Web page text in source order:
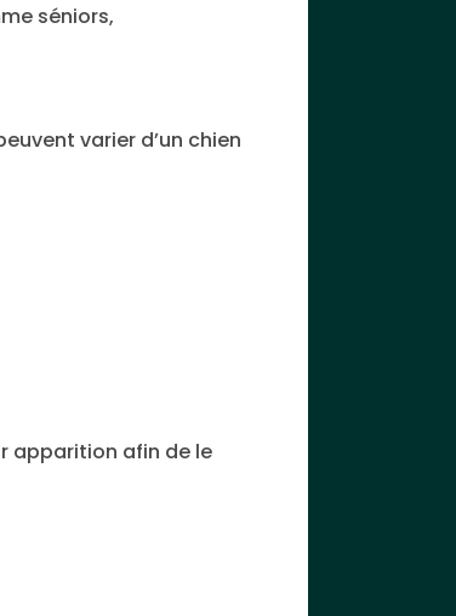
séniors,
varier d’un chien
apparition afin de le